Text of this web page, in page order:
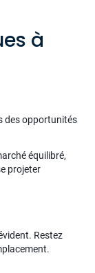
à
des opportunités
équilibré,
projeter
Restez